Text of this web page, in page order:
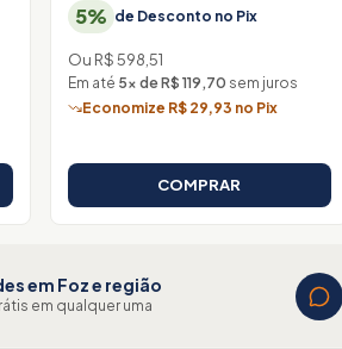
5% de Desconto no Pix
Ou R$ 598,51
Em até 5× de R$ 119,70 sem juros
Economize R$ 29,93 no Pix
COMPRAR
em Foz e região
em qualquer uma